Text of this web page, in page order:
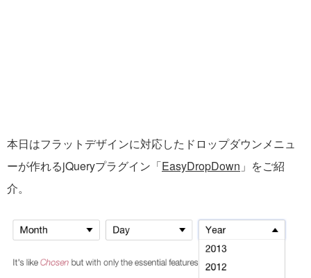
本日はフラットデザインに対応したドロップダウンメニュ
ーが作れるjQueryプラグイン「EasyDropDown 」をご紹
介。